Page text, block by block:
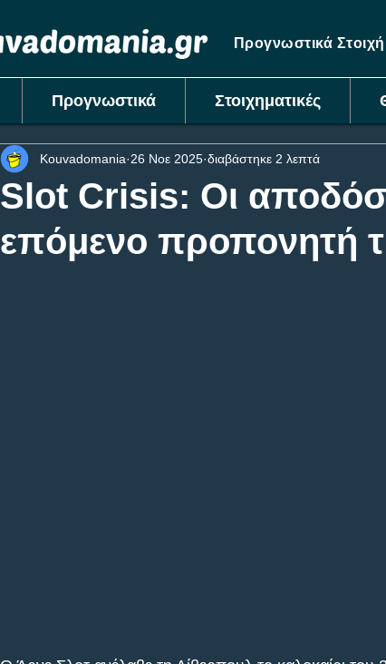
Προγνωστικά
Προγνωστικά Στοιχηματικές
Slot Crisis: Οι
επόμενο προπονητή
Kouvadomania 26 Νοε 2025 διαβάστηκε 2 λεπτά